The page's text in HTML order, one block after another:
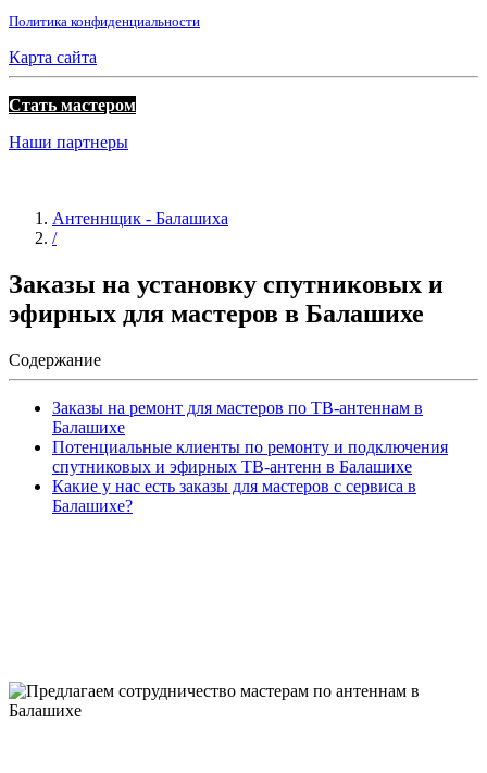
Политика конфиденциальности
Карта сайта
Стать мастером
Наши партнеры
Антеннщик - Балашиха
/
Заказы на установку спутниковых и
эфирных для мастеров в Балашихе
Содержание
Заказы на ремонт для мастеров по ТВ-антеннам в
Балашихе
Потенциальные клиенты по ремонту и подключения
спутниковых и эфирных ТВ-антенн в Балашихе
Какие у нас есть заказы для мастеров с сервиса в
Балашихе?